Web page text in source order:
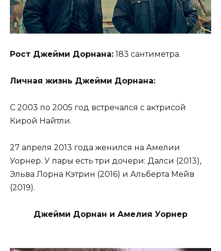
Рост Джейми Дорнана: 183 сантиметра.
Личная жизнь Джейми Дорнана:
С 2003 по 2005 год встречался с актрисой
Кирой Найтли.
27 апреля 2013 года женился на Амелии
Уорнер. У пары есть три дочери: Далси (2013),
Эльва Лорна Кэтрин (2016) и Альберта Мейв
(2019).
Джейми Дорнан и Амелия Уорнер